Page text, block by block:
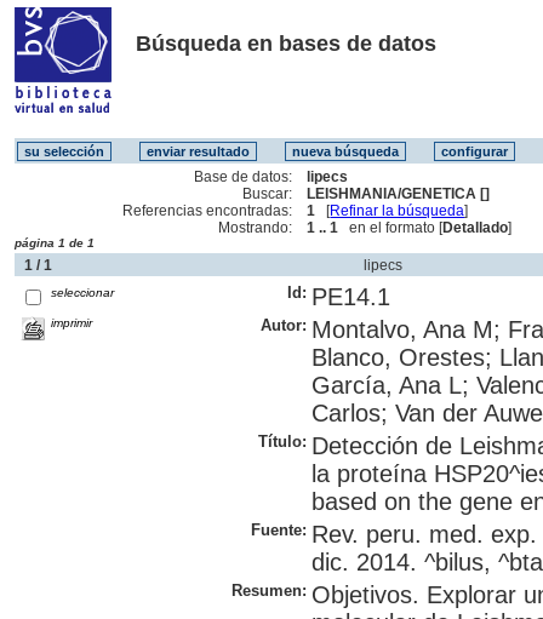
Búsqueda en bases de datos
Base de datos:
lipecs
Buscar:
LEISHMANIA/GENETICA []
Referencias encontradas:
1 [Refinar la búsqueda]
Mostrando:
1 .. 1 en el formato [Detallado]
página 1 de 1
1 / 1 lipecs
seleccionar
imprimir
Id: PE14.1
Autor: Montalvo, Ana M;
Blanco, Orestes;
García, Ana L;
Carlos; Van der
Título: Detección de
la proteína
based on the gene
Fuente: Rev. peru. med.
dic. 2014. ^bilus,
Resumen: Objetivos. Explorar